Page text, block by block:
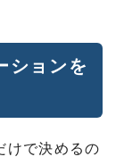
ションを
けで決めるの